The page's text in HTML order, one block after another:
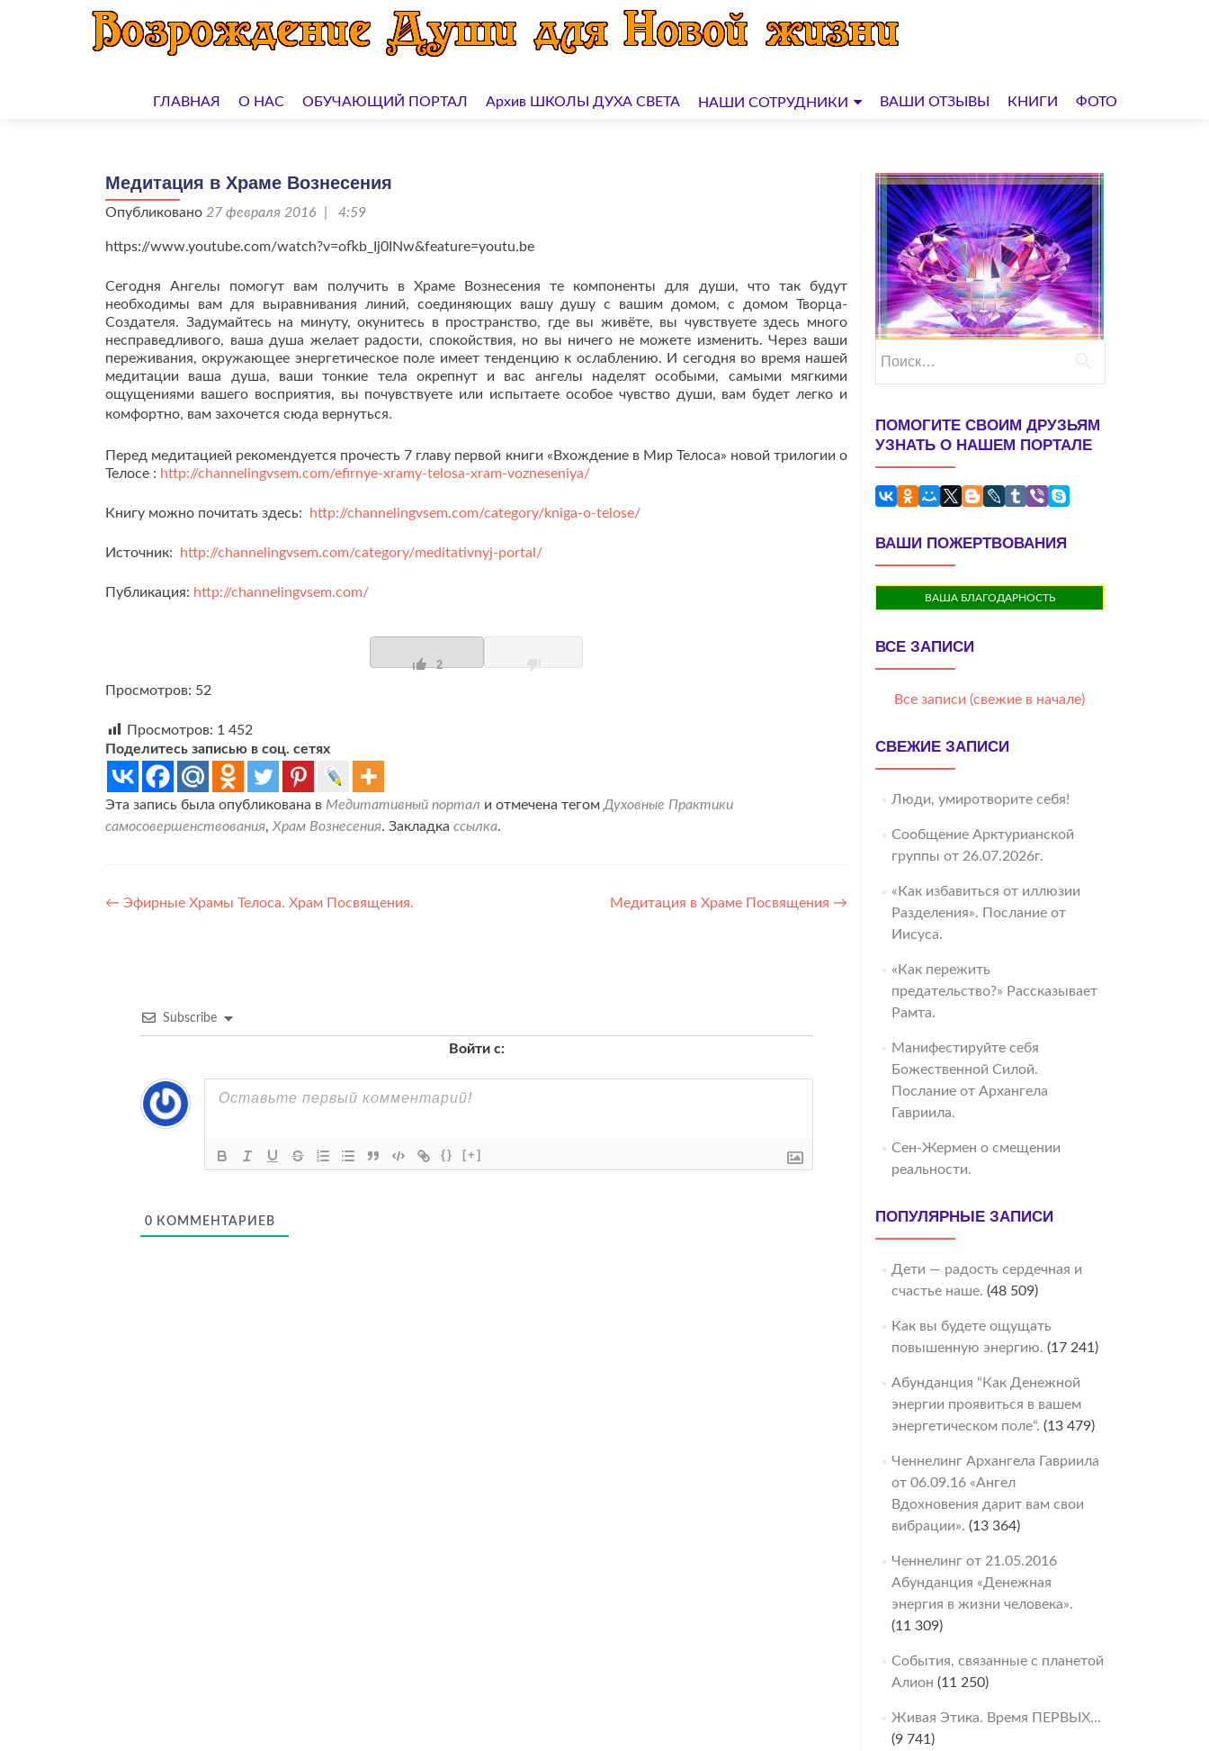
кГЛАВНАЯ О НАС ОБУЧАЮЩИЙ ПОРТАЛ Архив ШКОЛЫ ДУХА СВЕТА НАШИ СОТРУДНИКИ ВАШИ ОТЗЫВЫ КНИГИ ФОТО
Медитация в Храме Вознесения
Опубликовано 27 февраля 2016 | 4:59
https://www.youtube.com/watch?v=ofkb_Ij0INw&feature=youtu.be
Сегодня Ангелы помогут вам получить в Храме Вознесения те компоненты для души, что так будут
необходимы вам для выравнивания линий, соединяющих вашу душу с вашим домом, с домом Творца-
Создателя. Задумайтесь на минуту, окунитесь в пространство, где вы живёте, вы чувствуете здесь много
несправедливого, ваша душа желает радости, спокойствия, но вы ничего не можете изменить. Через ваши
переживания, окружающее энергетическое поле имеет тенденцию к ослаблению. И сегодня во время нашей
медитации ваша душа, ваши тонкие тела окрепнут и вас ангелы наделят особыми, самыми мягкими
ощущениями вашего восприятия, вы почувствуете или испытаете особое чувство души, вам будет легко и
комфортно, вам захочется сюда вернуться.
Перед медитацией рекомендуется прочесть 7 главу первой книги «Вхождение в Мир Телоса» новой трилогии о
Телосе : http://channelingvsem.com/efirnye-xramy-telosa-xram-vozneseniya/
Книгу можно почитать здесь: http://channelingvsem.com/category/kniga-o-telose/
Источник: http://channelingvsem.com/category/meditativnyj-portal/
Публикация: http://channelingvsem.com/
2
Просмотров: 52
Просмотров: 1 452
Поделитесь записью в соц. сетях
Эта запись была опубликована в Медитативный портал и отмечена тегом Духовные Практики
самосовершенствования, Храм Вознесения. Закладка ссылка.
Навигация
← Эфирные Храмы Телоса. Храм Посвящения. Медитация в Храме Посвящения →
Subscribe
Войти с:
{} [+]
0 КОММЕНТАРИЕВ
ПОМОГИТЕ СВОИМ ДРУЗЬЯМ
УЗНАТЬ О НАШЕМ ПОРТАЛЕ
ВАШИ ПОЖЕРТВОВАНИЯ
ВАША БЛАГОДАРНОСТЬ
ВСЕ ЗАПИСИ
Все записи (свежие в начале)
СВЕЖИЕ ЗАПИСИ
Люди, умиротворите себя!
Сообщение Арктурианской
группы от 26.07.2026г.
«Как избавиться от иллюзии
Разделения». Послание от
Иисуса.
«Как пережить
предательство?» Рассказывает
Рамта.
Манифестируйте себя
Божественной Силой.
Послание от Архангела
Гавриила.
Сен-Жермен о смещении
реальности.
ПОПУЛЯРНЫЕ ЗАПИСИ
Дети — радость сердечная и
счастье наше. (48 509)
Как вы будете ощущать
повышенную энергию. (17 241)
Абунданция “Как Денежной
энергии проявиться в вашем
энергетическом поле“. (13 479)
Ченнелинг Архангела Гавриила
от 06.09.16 «Ангел
Вдохновения дарит вам свои
вибрации». (13 364)
Ченнелинг от 21.05.2016
Абунданция «Денежная
энергия в жизни человека».
(11 309)
События, связанные с планетой
Алион (11 250)
Живая Этика. Время ПЕРВЫХ…
(9 741)